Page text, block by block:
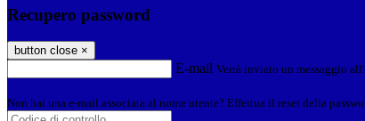
Recupero password
button close ×
E-mail Verrà inviato un messaggio
Non hai una e-mail associata al nome utente? Effettua il reset della